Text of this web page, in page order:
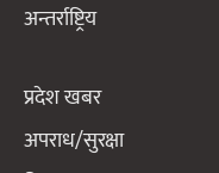
अन्तर्राष्ट्रिय
प्रदेश खबर
अपराध/सुरक्षा